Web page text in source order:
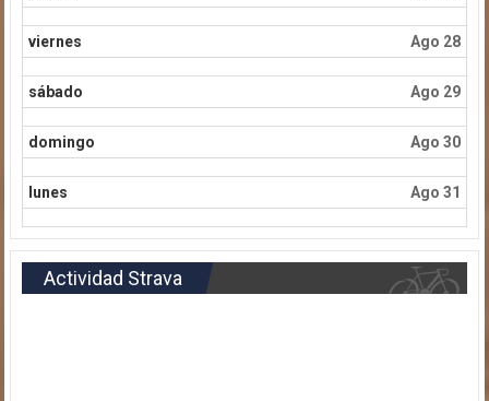
viernes Ago 28
sábado Ago 29
domingo Ago 30
lunes Ago 31
Actividad Strava